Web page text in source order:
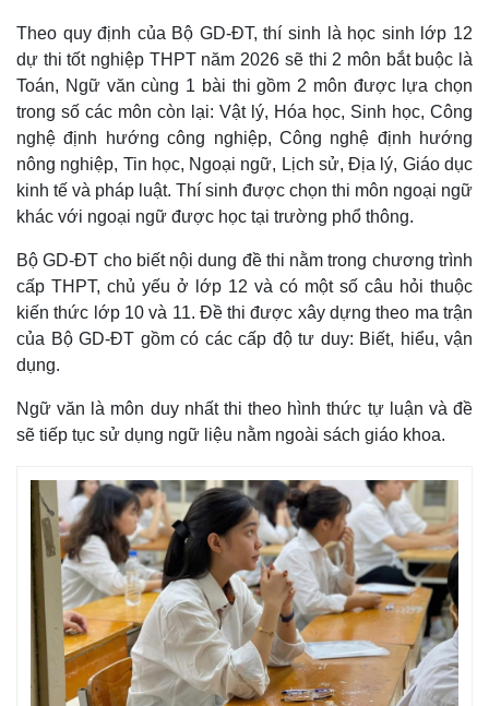
Theo quy định của Bộ GD-ĐT, thí sinh là học sinh lớp 12
dự thi tốt nghiệp THPT năm 2026 sẽ thi 2 môn bắt buộc là
Toán, Ngữ văn cùng 1 bài thi gồm 2 môn được lựa chọn
trong số các môn còn lại: Vật lý, Hóa học, Sinh học, Công
nghệ định hướng công nghiệp, Công nghệ định hướng
nông nghiệp, Tin học, Ngoại ngữ, Lịch sử, Địa lý, Giáo dục
kinh tế và pháp luật. Thí sinh được chọn thi môn ngoại ngữ
khác với ngoại ngữ được học tại trường phổ thông.
Bộ GD-ĐT cho biết nội dung đề thi nằm trong chương trình
cấp THPT, chủ yếu ở lớp 12 và có một số câu hỏi thuộc
kiến thức lớp 10 và 11. Đề thi được xây dựng theo ma trận
của Bộ GD-ĐT gồm có các cấp độ tư duy: Biết, hiểu, vận
dụng.
Ngữ văn là môn duy nhất thi theo hình thức tự luận và đề
sẽ tiếp tục sử dụng ngữ liệu nằm ngoài sách giáo khoa.